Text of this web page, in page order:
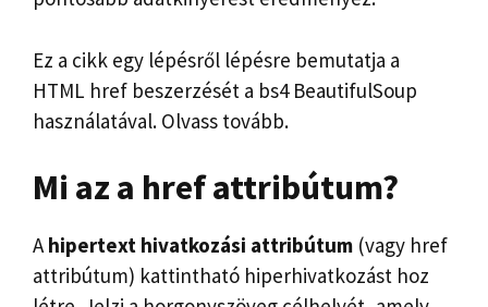
Ez a cikk egy lépésről lépésre bemutatja a
HTML href beszerzését a bs4 BeautifulSoup
használatával. Olvass tovább.
Mi az a href attribútum?
Ahipertext hivatkozási attribútum (vagy href
attribútum) kattintható hiperhivatkozást hoz